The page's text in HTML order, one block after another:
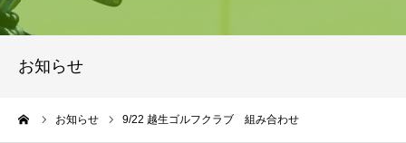
お知らせ
お知らせ 9/22 越生ゴルフクラブ 組み合わせ